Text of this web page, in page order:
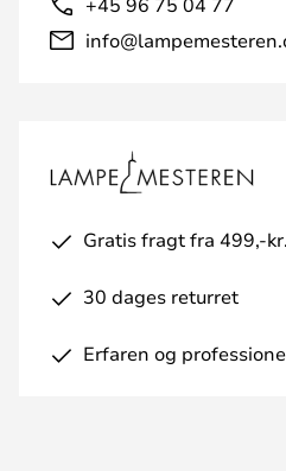
Gratis fragt fra 499,-kr.
30 dages returret
Erfaren og